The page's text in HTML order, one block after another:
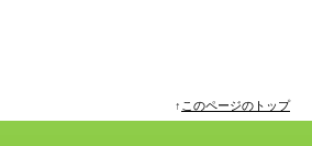
↑ このページのトップ